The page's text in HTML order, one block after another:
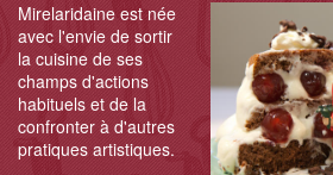
Mirelaridaine est née
avec l'envie de sortir
la cuisine de ses
champs d'actions
habituels et de la
confronter à d'autres
pratiques artistiques.